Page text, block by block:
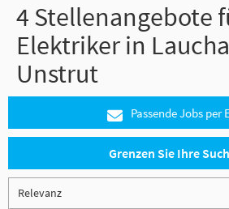
4 Stellenangebote
Elektriker in
Unstrut
Passende Jobs per
Grenzen Sie Ihre